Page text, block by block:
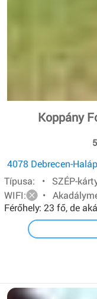
Koppány
4078 Debrecen-
Típusa: • SZÉP-
WIFI:
•
Férőhely: 23 fő, de
főt pedig sátorban